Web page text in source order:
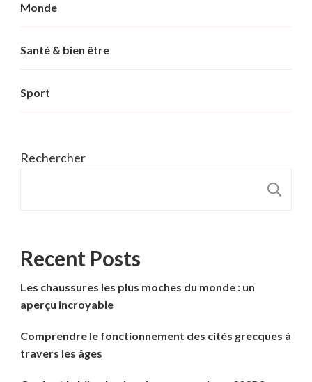
Monde
Santé & bien être
Sport
Rechercher
Recent Posts
Les chaussures les plus moches du monde : un
aperçu incroyable
Comprendre le fonctionnement des cités grecques à
travers les âges